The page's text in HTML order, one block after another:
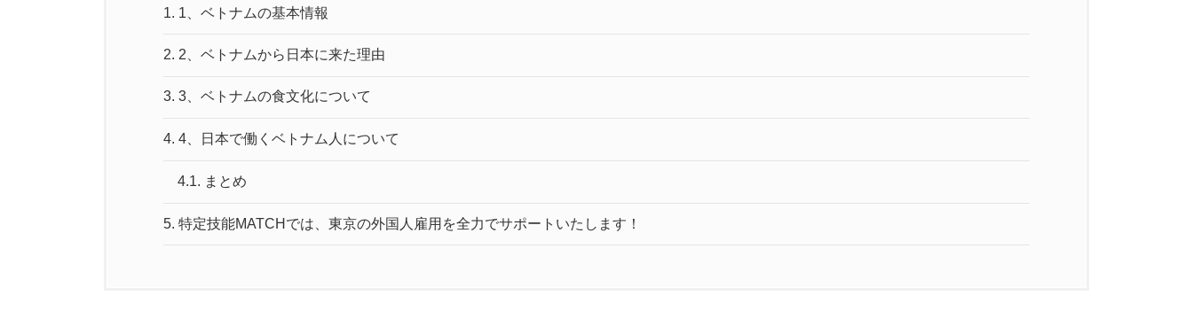
1. 1、ベトナムの基本情報
2. 2、ベトナムから日本に来た理由
3. 3、ベトナムの食文化について
4. 4、日本で働くベトナム人について
4.1. まとめ
5. 特定技能MATCHでは、東京の外国人雇用を全力でサポートいたします！